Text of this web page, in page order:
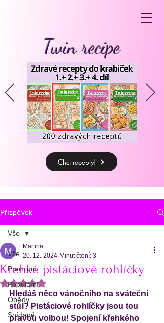
Twin recipe
Chci recepty!
Příspěvek
Vše
Premium
Populární
Obědy
Snídaně
Vše
Křehké pistáciové rohlíčky
Martina
20. 12. 2024 Minut čtení: 3
Hodnoceno NaN z 5 hvězdiček.
Hledáš něco vánočního na sváteční
stůl? Pistáciové rohlíčky jsou tou
pravou volbou! Spojení křehkého